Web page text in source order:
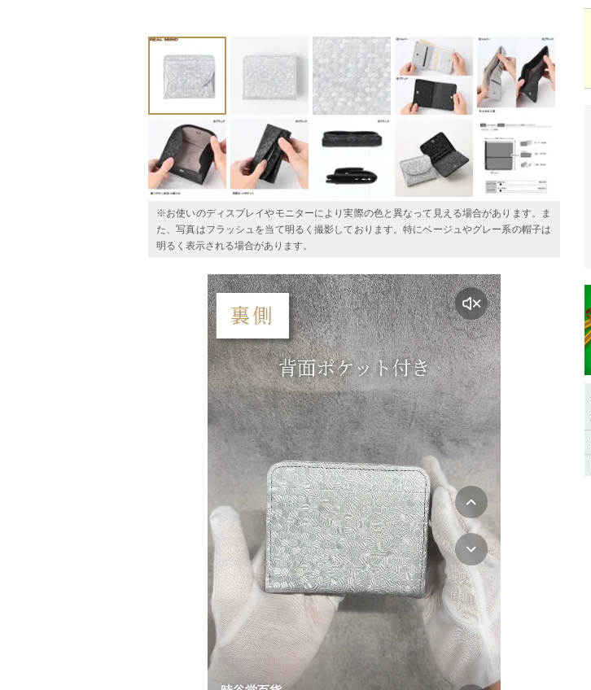
※お使いのディスプレイやモニターにより実際の色と異なって見える場合があります。ま
た、写真はフラッシュを当て明るく撮影しております。特にベージュやグレー系の帽子は
明るく表示される場合があります。